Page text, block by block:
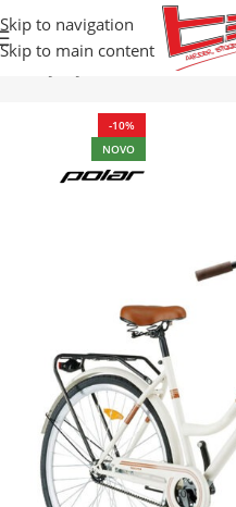
Skip to navigation
Skip to main content
DJEČIJI BICIKLI / BALANS
-10%
NOVO